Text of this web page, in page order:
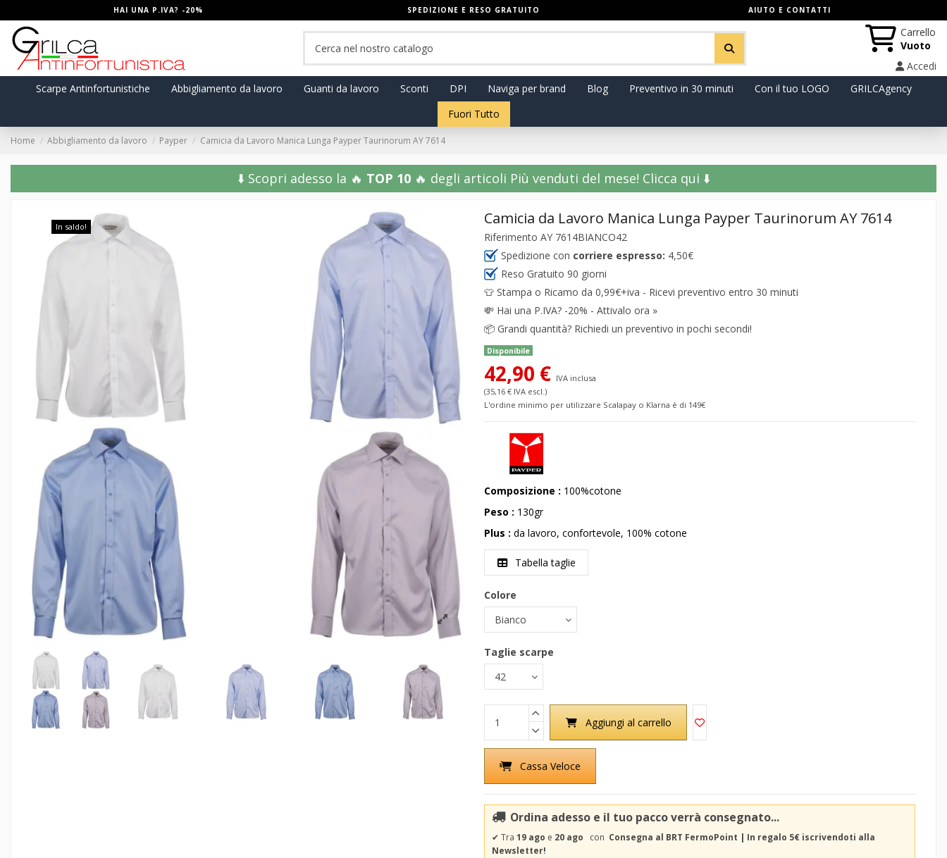
HAI UNA P.IVA? -20% SPEDIZIONE E RESO GRATUITO AIUTO E CONTATTI
Carrello
Vuoto
Accedi
Scarpe Antinfortunistiche
Abbigliamento da lavoro Guanti da lavoro Sconti DPI Naviga per brand Blog Preventivo in 30 minuti Con il tuo LOGO
GRILCAgency
Fuori Tutto
Home Abbigliamento da lavoro Payper Camicia da Lavoro Manica Lunga Payper Taurinorum AY 7614
⬇️ Scopri adesso la 🔥 TOP 10🔥 degli articoli Più venduti del mese!️ Clicca qui ⬇️
In saldo! Camicia da Lavoro Manica Lunga Payper Taurinorum AY 7614
Riferimento AY 7614BIANCO42
Spedizione con corriere espresso: 4,50€
Reso Gratuito 90 giorni
👕 Stampa o Ricamo da 0,99€+iva - Ricevi preventivo entro 30 minuti
💸 Hai una P.IVA? -20% - Attivalo ora »
📦 Grandi quantità? Richiedi un preventivo in pochi secondi!
Disponibile
42,90 € IVA inclusa
(35,16 € IVA escl.)
L'ordine minimo per utilizzare Scalapay o Klarna è di 149€
Composizione : 100%cotone
Peso : 130gr
Plus : da lavoro, confortevole, 100% cotone
Tabella taglie
Colore
Taglie scarpe
Aggiungi al carrello
Cassa Veloce
Ordina adesso e il tuo pacco verrà consegnato...
✔ Tra 19 ago e 20 ago con Consegna al BRT FermoPoint | In regalo 5€ iscrivendoti alla
Newsletter!